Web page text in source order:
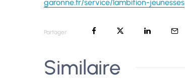
garonne.fr/service/lambition-jeunesses
Partager
Similaire